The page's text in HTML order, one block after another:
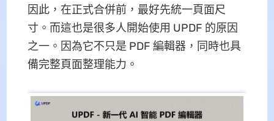
因此，在正式合併前，最好先統一頁面尺
寸。而這也是很多人開始使用 UPDF 的原因
之一。因為它不只是 PDF 編輯器，同時也具
備完整頁面整理能力。